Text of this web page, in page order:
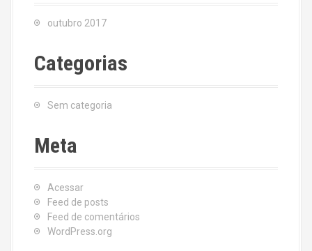
outubro 2017
Categorias
Sem categoria
Meta
Acessar
Feed de posts
Feed de comentários
WordPress.org